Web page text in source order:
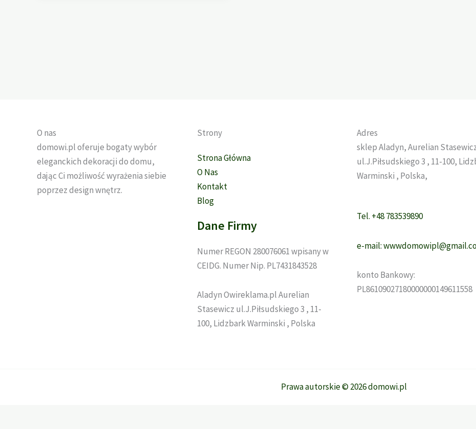
Okiennych”
O nas
domowi.pl oferuje bogaty wybór
eleganckich dekoracji do domu,
dając Ci możliwość wyrażenia siebie
poprzez design wnętrz.
Strony
Strona Główna
O Nas
Kontakt
Blog
Dane Firmy
Numer REGON 280076061 wpisany w
CEIDG. Numer Nip. PL7431843528
Aladyn Owireklama.pl Aurelian
Stasewicz ul.J.Piłsudskiego 3 , 11-
100, Lidzbark Warminski , Polska
Adres
sklep Aladyn, Aurelian
ul.J.Piłsudskiego 3 , 11-100,
Warminski , Polska,
Tel. +48 783539890
e-mail:
konto Bankowy:
PL86109027180000000149611558
Prawa autorskie © 2026 domowi.pl